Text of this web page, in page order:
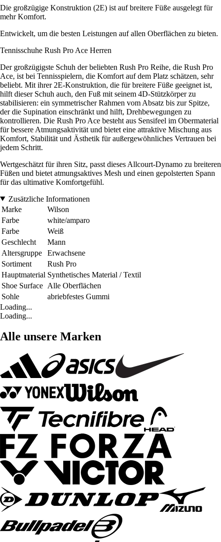
Die großzügige Konstruktion (2E) ist auf breitere Füße ausgelegt für
mehr Komfort.
Entwickelt, um die besten Leistungen auf allen Oberflächen zu bieten.
Tennisschuhe Rush Pro Ace Herren
Der großzügigste Schuh der beliebten Rush Pro Reihe, die Rush Pro
Ace, ist bei Tennisspielern, die Komfort auf dem Platz schätzen, sehr
beliebt. Mit ihrer 2E-Konstruktion, die für breitere Füße geeignet ist,
hilft dieser Schuh auch, den Fuß mit seinem 4D-Stützkörper zu
stabilisieren: ein symmetrischer Rahmen vom Absatz bis zur Spitze,
der die Supination einschränkt und hilft, Drehbewegungen zu
kontrollieren. Die Rush Pro Ace besteht aus Sensifeel im Obermaterial
für bessere Atmungsaktivität und bietet eine attraktive Mischung aus
Komfort, Stabilität und Ästhetik für außergewöhnliches Vertrauen bei
jedem Schritt.
Wertgeschätzt für ihren Sitz, passt dieses Allcourt-Dynamo zu breiteren
Füßen und bietet atmungsaktives Mesh und einen gepolsterten Spann
für das ultimative Komfortgefühl.
Zusätzliche Informationen
Marke
Wilson
Farbe
white/amparo
Farbe
Weiß
Geschlecht
Mann
Altersgruppe
Erwachsene
Sortiment
Rush Pro
Hauptmaterial Synthetisches Material / Textil
Shoe Surface Alle Oberflächen
Sohle
abriebfestes Gummi
Loading...
Loading...
Alle unsere Marken